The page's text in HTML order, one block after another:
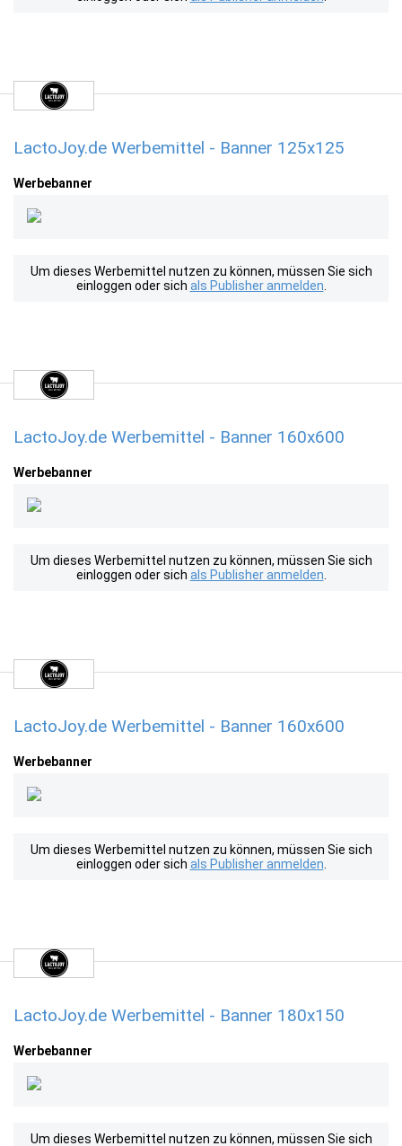
LactoJoy.de Werbemittel - Banner 125x125
Werbebanner
Um dieses Werbemittel nutzen zu können, müssen Sie sich
einloggen oder sich als Publisher anmelden
LactoJoy.de Werbemittel - Banner 160x600
Werbebanner
Um dieses Werbemittel nutzen zu können, müssen Sie sich
einloggen oder sich als Publisher anmelden
LactoJoy.de Werbemittel - Banner 160x600
Werbebanner
Um dieses Werbemittel nutzen zu können, müssen Sie sich
einloggen oder sich als Publisher anmelden
LactoJoy.de Werbemittel - Banner 180x150
Werbebanner
Um dieses Werbemittel nutzen zu können, müssen Sie sich